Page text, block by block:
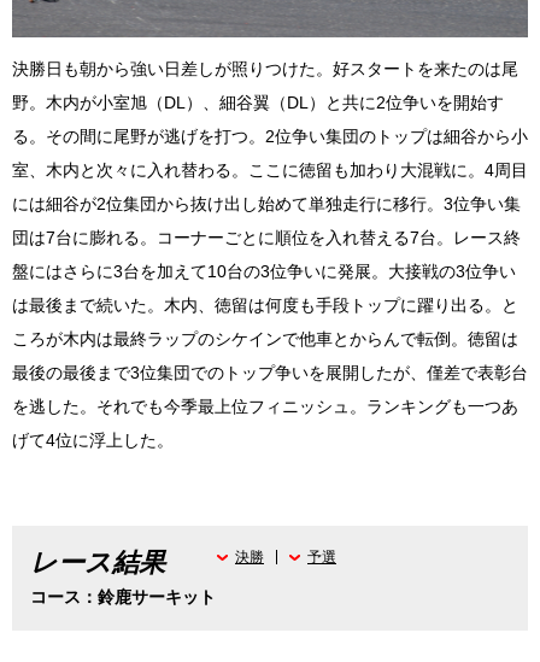
決勝日も朝から強い日差しが照りつけた。好スタートを来たのは尾
野。木内が小室旭（DL）、細谷翼（DL）と共に2位争いを開始す
る。その間に尾野が逃げを打つ。2位争い集団のトップは細谷から小
室、木内と次々に入れ替わる。ここに徳留も加わり大混戦に。4周目
には細谷が2位集団から抜け出し始めて単独走行に移行。3位争い集
団は7台に膨れる。コーナーごとに順位を入れ替える7台。レース終
盤にはさらに3台を加えて10台の3位争いに発展。大接戦の3位争い
は最後まで続いた。木内、徳留は何度も手段トップに躍り出る。と
ころが木内は最終ラップのシケインで他車とからんで転倒。徳留は
最後の最後まで3位集団でのトップ争いを展開したが、僅差で表彰台
を逃した。それでも今季最上位フィニッシュ。ランキングも一つあ
げて4位に浮上した。
レース結果
コース：鈴鹿サーキット
決勝 予選